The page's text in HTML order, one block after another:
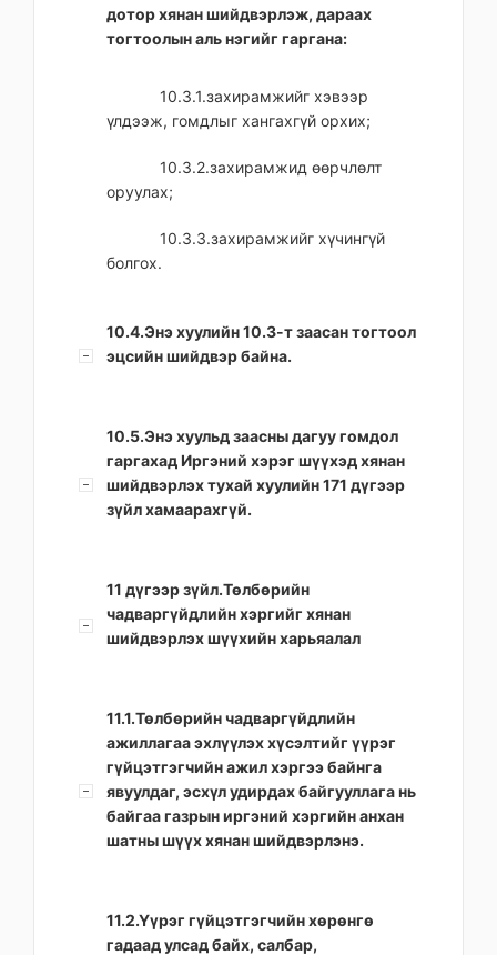
дотор хянан шийдвэрлэж, дараах
тогтоолын аль нэгийг гаргана:
10.3.1.захирамжийг хэвээр
үлдээж, гомдлыг хангахгүй орхих;
10.3.2.захирамжид өөрчлөлт
оруулах;
10.3.3.захирамжийг хүчингүй
болгох.
10.4.Энэ хуулийн 10.3-т заасан тогтоол
эцсийн шийдвэр байна.
10.5.Энэ хуульд заасны дагуу гомдол
гаргахад Иргэний хэрэг шүүхэд хянан
шийдвэрлэх тухай хуулийн 171 дүгээр
зүйл хамаарахгүй.
11 дүгээр зүйл.Төлбөрийн
чадваргүйдлийн хэргийг хянан
шийдвэрлэх шүүхийн харьяалал
11.1.Төлбөрийн чадваргүйдлийн
ажиллагаа эхлүүлэх хүсэлтийг үүрэг
гүйцэтгэгчийн ажил хэргээ байнга
явуулдаг, эсхүл удирдах байгууллага нь
байгаа газрын иргэний хэргийн анхан
шатны шүүх хянан шийдвэрлэнэ.
11.2.Үүрэг гүйцэтгэгчийн хөрөнгө
гадаад улсад байх, салбар,